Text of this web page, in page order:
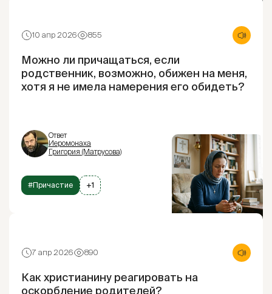
10 апр 2026 855
Можно ли причащаться, если
родственник, возможно, обижен на меня,
хотя я не имела намерения его обидеть?
Ответ
Иеромонаха
Григория (Матрусова)
#Причастие +1
7 апр 2026 890
Как христианину реагировать на
оскорбление родителей?